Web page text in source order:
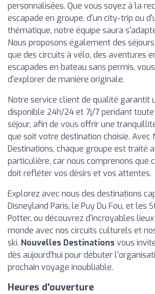
personnalisées. Que vous soyez à la
escapade en groupe, d'un city-trip ou
thématique, notre équipe saura
Nous proposons également des
que des circuits à vélo, des aventures
escapades en bateau sans permis,
d'explorer de manière originale.
Notre service client de qualité garantit
disponible 24h/24 et 7j/7 pendant
séjour, afin de vous offrir une
que soit votre destination choisie. Avec
Destinations, chaque groupe est traité
particulière, car nous comprenons que
doit refléter vos désirs et vos attentes.
Explorez avec nous des destinations
Disneyland Paris, le Puy Du Fou, et les
Potter, ou découvrez d'incroyables
monde avec nos circuits culturels et
ski. Nouvelles Destinations vous
dès aujourd’hui pour débuter
prochain voyage inoubliable.
Heures d'ouverture